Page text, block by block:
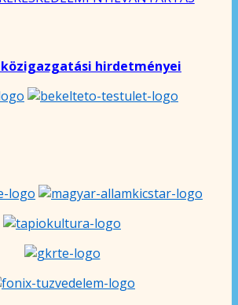
hirdetményei